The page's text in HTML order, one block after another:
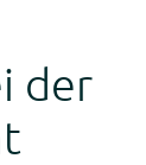
der